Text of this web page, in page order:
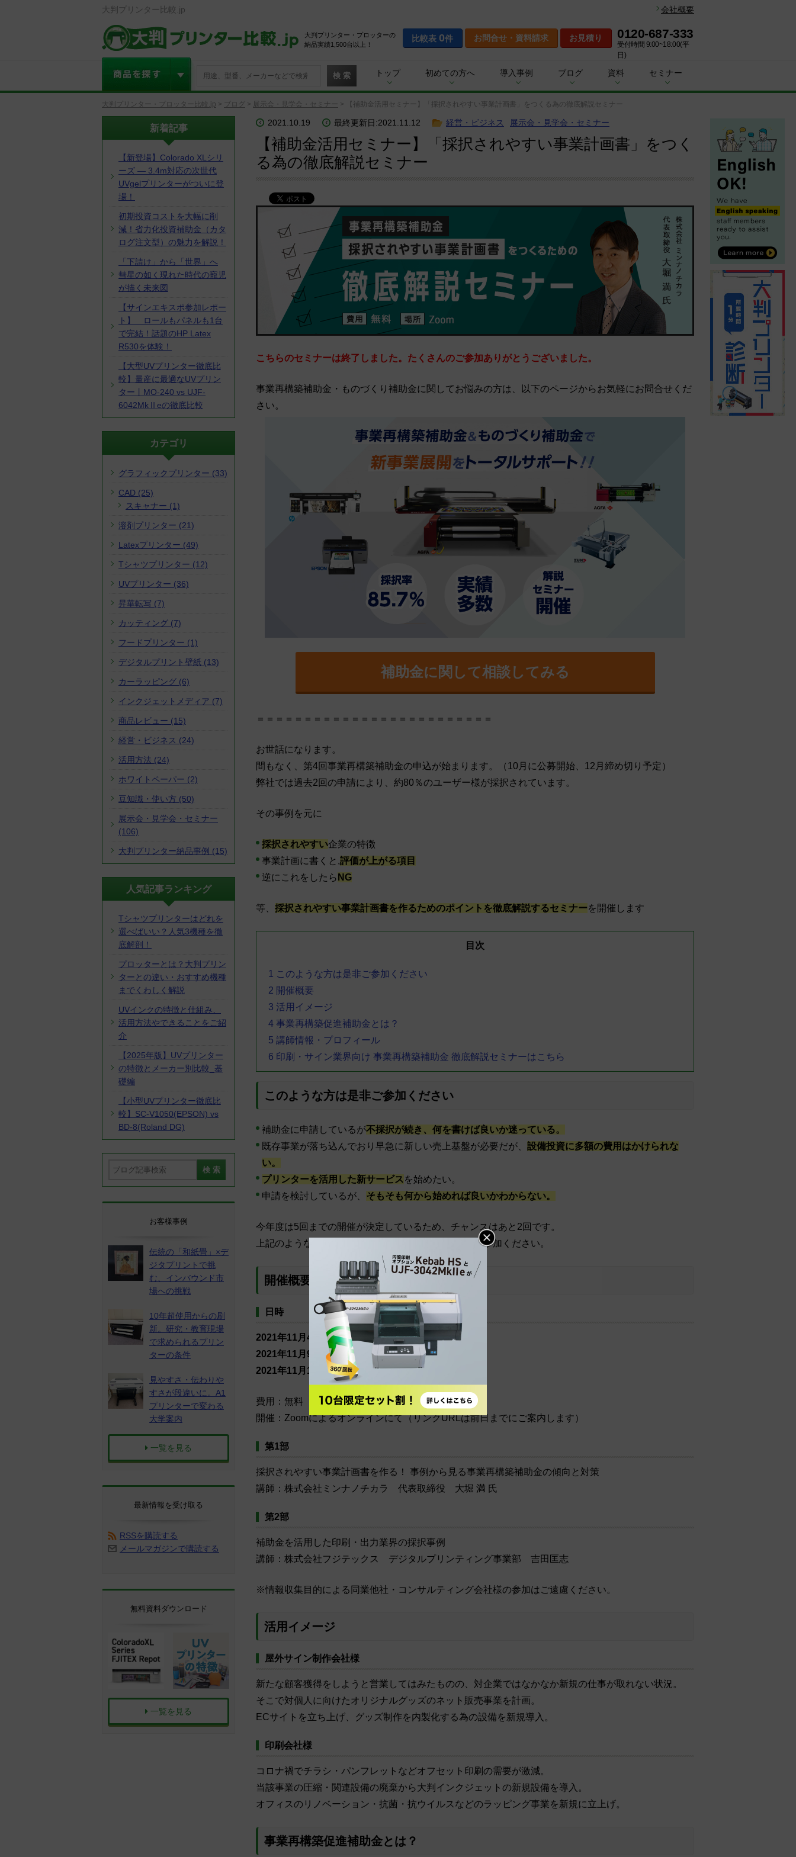
大判プリンター比較.jp 会社概要
大判プリンター・プロッターの
納品実績1,500台以上！
比較表 0件 お問合せ・資料請求 お見積り 0120-687-333
受付時間 9:00~18:00(平
日)
検 索 トップ 初めての方へ 導入事例 ブログ 資料 セミナー
大判プリンター・プロッター比較.jp > ブログ > 展示会・見学会・セミナー > 【補助金活用セミナー】「採択されやすい事業計画書」をつくる為の徹底解説セミナー
新着記事
【新登場】Colorado XLシリ
ーズ ― 3.4m対応の次世代
UVgelプリンターがついに登
場！
初期投資コストを大幅に削
減！省力化投資補助金（カタ
ログ注文型）の魅力を解説！
「下請け」から「世界」へ
彗星の如く現れた時代の寵児
が描く未来図
【サインエキスポ参加レポー
ト】 ロールもパネルも1台
で完結！話題のHP Latex
R530を体験！
【大型UVプリンター徹底比
較】量産に最適なUVプリン
ター丨MO-240 vs UJF-
6042MkⅡeの徹底比較
カテゴリ
グラフィックプリンター (33)
CAD (25)
スキャナー (1)
溶剤プリンター (21)
Latexプリンター (49)
Tシャツプリンター (12)
UVプリンター (36)
昇華転写 (7)
カッティング (7)
フードプリンター (1)
デジタルプリント壁紙 (13)
カーラッピング (6)
インクジェットメディア (7)
商品レビュー (15)
経営・ビジネス (24)
活用方法 (24)
ホワイトペーパー (2)
豆知識・使い方 (50)
展示会・見学会・セミナー
(106)
大判プリンター納品事例 (15)
人気記事ランキング
Tシャツプリンターはどれを
選べばいい？人気3機種を徹
底解剖！
プロッターとは？大判プリン
ターとの違い・おすすめ機種
までくわしく解説
UVインクの特徴と仕組み、
活用方法やできることをご紹
介
【2025年版】UVプリンター
の特徴とメーカー別比較_基
礎編
【小型UVプリンター徹底比
較】SC-V1050(EPSON) vs
BD-8(Roland DG)
お客様事例
伝統の「和紙畳」×デ
ジタプリントで挑
む、インバウンド市
場への挑戦
10年超使用からの刷
新。研究・教育現場
で求められるプリン
ターの条件
見やすさ・伝わりや
すさが段違いに。A1
プリンターで変わる
大学案内
一覧を見る
最新情報を受け取る
RSSを購読する
メールマガジンで購読する
無料資料ダウンロード
一覧を見る
2021.10.19 最終更新日:2021.11.12 経営・ビジネス 展示会・見学会・セミナー
【補助金活用セミナー】「採択されやすい事業計画書」をつく
る為の徹底解説セミナー
こちらのセミナーは終了しました。たくさんのご参加ありがとうございました。
事業再構築補助金・ものづくり補助金に関してお悩みの方は、以下のページからお気軽にお問合せくだ
さい。
補助金に関して相談してみる
＝＝＝＝＝＝＝＝＝＝＝＝＝＝＝＝＝＝＝＝＝＝＝＝＝
お世話になります。
間もなく、第4回事業再構築補助金の申込が始まります。（10月に公募開始、12月締め切り予定）
弊社では過去2回の申請により、約80％のユーザー様が採択されています。
その事例を元に
採択されやすい企業の特徴
事業計画に書くと,評価が上がる項目
逆にこれをしたら NG
等、 採択されやすい事業計画書を作るためのポイントを徹底解説するセミナーを開催します
目次
1
このような方は是非ご参加ください
2 開催概要
3 活用イメージ
4 事業再構築促進補助金とは？
5 講師情報・プロフィール
6 印刷・サイン業界向け 事業再構築補助金 徹底解説セミナーはこちら
このような方は是非ご参加ください
補助金に申請しているが不採択が続き、何を書けば良いか迷っている。
既存事業が落ち込んでおり早急に新しい売上基盤が必要だが、 設備投資に多額の費用はかけられな
い。
プリンターを活用した新サービス を始めたい。
申請を検討しているが、 そもそも何から始めれば良いかわからない。
今年度は5回までの開催が決定しているため、チャンスはあと2回です。
上記のような課題をお持ちの方は、この機会にぜひご参加ください。
開催概要
日時
2021年11月4日(木)16:00～18:00 ライブ配信
2021年11月9日(火)16:00～18:00 アーカイブ配信
2021年11月11日(木)16:00～18:00 アーカイブ配信
費用：無料
開催：Zoomによるオンラインにて（リンクURLは前日までにご案内します）
第1部
採択されやすい事業計画書を作る！ 事例から見る事業再構築補助金の傾向と対策
講師：株式会社ミンナノチカラ 代表取締役 大堀 満 氏
第2部
補助金を活用した印刷・出力業界の採択事例
講師：株式会社フジテックス デジタルプリンティング事業部 吉田匡志
※情報収集目的による同業他社・コンサルティング会社様の参加はご遠慮ください。
活用イメージ
屋外サイン制作会社様
新たな顧客獲得をしようと営業してはみたものの、対企業ではなかなか新規の仕事が取れない状況。
そこで対個人に向けたオリジナルグッズのネット販売事業を計画。
ECサイトを立ち上げ、グッズ制作を内製化する為の設備を新規導入。
印刷会社様
コロナ禍でチラシ・パンフレットなどオフセット印刷の需要が激減。
当該事業の圧縮・関連設備の廃棄から大判インクジェットの新規設備を導入。
オフィスのリノベーション・抗菌・抗ウイルスなどのラッピング事業を新規に立上げ。
事業再構築促進補助金とは？